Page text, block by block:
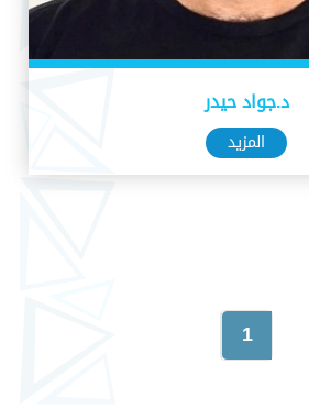
د.جواد حيدر
المزيد
1